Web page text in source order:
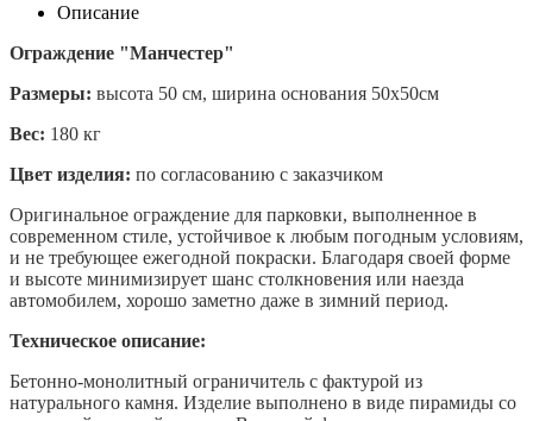
Описание
Ограждение "Манчестер"
Размеры: высота 50 см, ширина основания 50х50см
Вес: 180 кг
Цвет изделия: по согласованию с заказчиком
Оригинальное ограждение для парковки, выполненное в
современном стиле, устойчивое к любым погодным условиям,
и не требующее ежегодной покраски. Благодаря своей форме
и высоте минимизирует шанс столкновения или наезда
автомобилем, хорошо заметно даже в зимний период.
Техническое описание:
Бетонно-монолитный ограничитель с фактурой из
натурального камня. Изделие выполнено в виде пирамиды со